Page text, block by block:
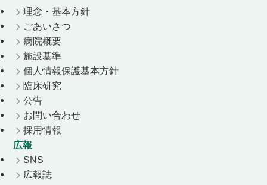
理念・基本方針
ごあいさつ
病院概要
施設基準
個人情報保護基本方針
臨床研究
公告
お問い合わせ
採用情報
広報
SNS
広報誌